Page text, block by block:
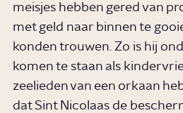
meisjes hebben gered van
met geld naar binnen te
konden trouwen. Zo is hij
komen te staan als
zeelieden van een orkaan
dat Sint Nicolaas de